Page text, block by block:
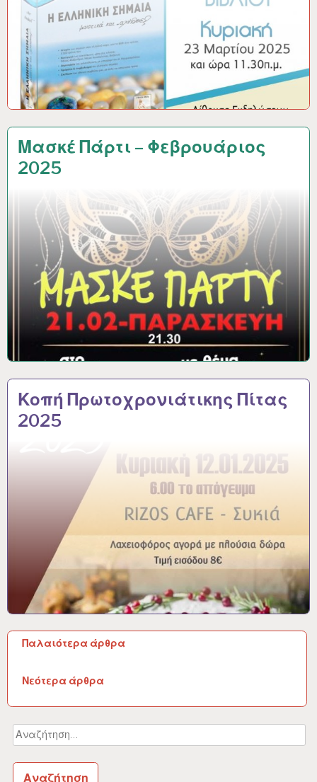
Μασκέ Πάρτι – Φεβρουάριος
2025
Κοπή Πρωτοχρονιάτικης Πίτας
2025
Π
λ
ο
ή
γ
Παλαιότερα άρθρα
Νεότερα άρθρα
Αναζήτηση
για: